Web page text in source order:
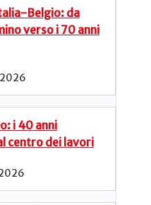
Belgio: da
verso i 70 anni
i 40 anni
centro dei lavori